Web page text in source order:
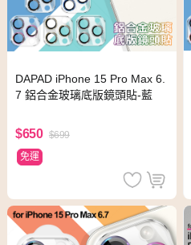
DAPAD iPhone 15 Pro Max 6.
7 鋁合金玻璃底版鏡頭貼-藍
$650 $699
免運